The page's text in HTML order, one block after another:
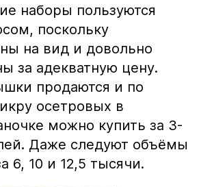
наборы пользуются
поскольку
на вид и довольно
за адекватную цену.
продаются и по
осетровых в
можно купить за 3-
Даже следуют объёмы
6, 10 и 12,5 тысячи.